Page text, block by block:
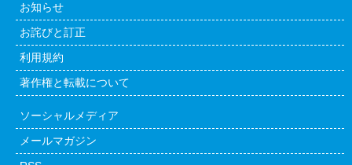
お知らせ
お詫びと訂正
利用規約
著作権と転載について
ソーシャルメディア
メールマガジン